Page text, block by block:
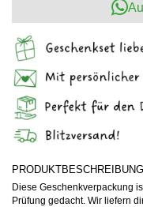
PRODUKTBESCHREIBUNG
Diese Geschenkverpackung
Prüfung gedacht. Wir liefern